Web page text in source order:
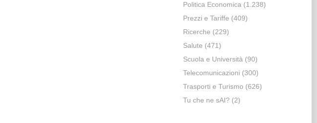
Politica Economica (1.238)
Prezzi e Tariffe (409)
Ricerche (229)
Salute (471)
Scuola e Università (90)
Telecomunicazioni (300)
Trasporti e Turismo (626)
Tu che ne sAI? (2)